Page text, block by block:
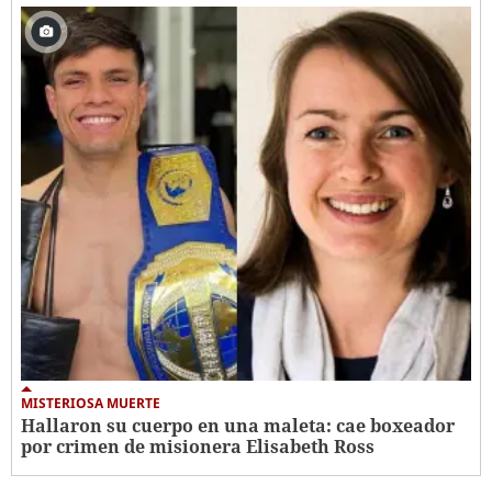
MISTERIOSA MUERTE
Hallaron su cuerpo en una maleta: cae boxeador
por crimen de misionera Elisabeth Ross